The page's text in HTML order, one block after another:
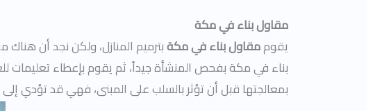
مقاول بناء في مكة
يقوممقاول بناء في مكةبترميم المنازل، ولكن نجد أن
بناء في مكة بفحص المنشأة جيداً، ثم يقوم بإعطاء
بمعالجتها قبل أن تؤثر بالسلب على المبنى، فهي قد تؤدي